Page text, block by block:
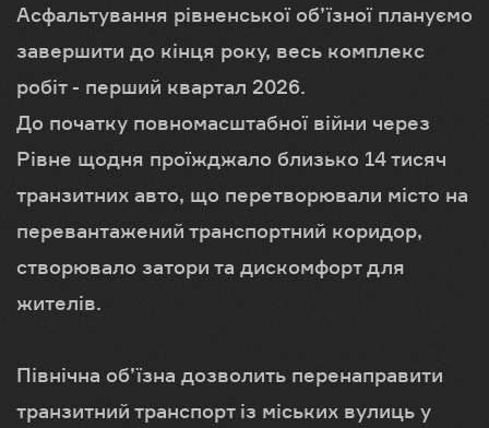
Асфальтування рівненської об’їзної плануємо
завершити до кінця року, весь комплекс
робіт - перший квартал 2026.
До початку повномасштабної війни через
Рівне щодня проїжджало близько 14 тисяч
транзитних авто, що перетворювали місто на
перевантажений транспортний коридор,
створювало затори та дискомфорт для
жителів.
Північна об’їзна дозволить перенаправити
транзитний транспорт із міських вулиць у